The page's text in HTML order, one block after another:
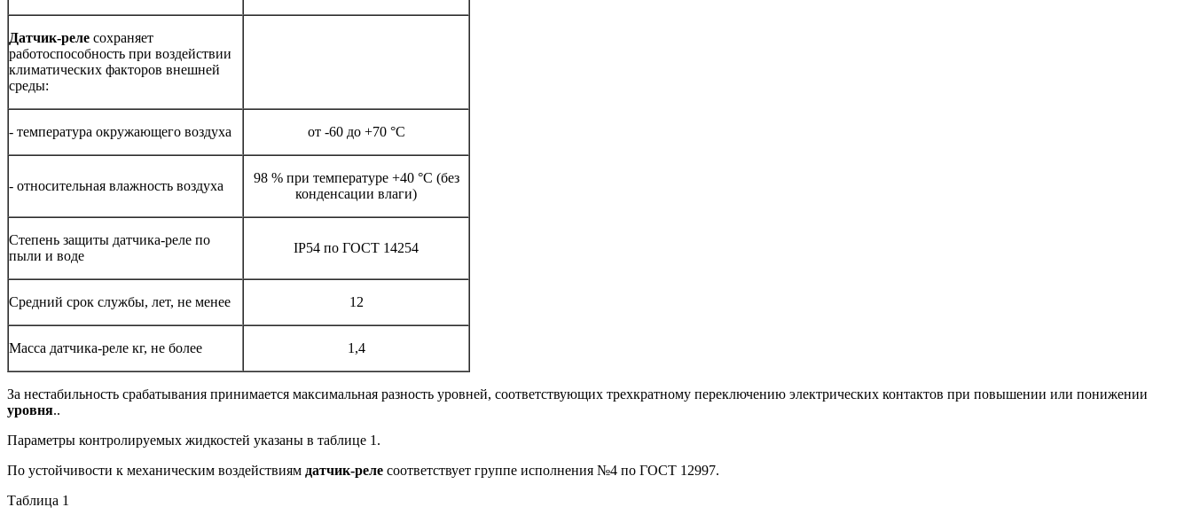
Датчик-реле сохраняет
работоспособность при воздействии
климатических факторов внешней
среды:
- температура окружающего воздуха от -60 до +70 °C
- относительная влажность воздуха
98 % при температуре +40 °C (без
конденсации влаги)
Степень защиты датчика-реле по
пыли и воде
IP54 по ГОСТ 14254
Средний срок службы, лет, не менее 12
Масса датчика-реле кг, не более 1,4
За нестабильность срабатывания принимается максимальная разность уровней, соответствующих трехкратному переключению электрических контактов при повышении или понижении
уровня..
Параметры контролируемых жидкостей указаны в таблице 1.
По устойчивости к механическим воздействиям датчик-реле соответствует группе исполнения №4 по ГОСТ 12997.
Таблица 1